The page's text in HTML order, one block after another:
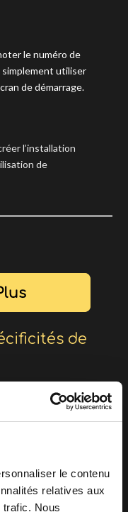
le contenu
relatives aux
Nous
le numéro de
simplement utiliser
de démarrage.
l’installation
de
de
de gaz depuis
d’état des
pour le camping en